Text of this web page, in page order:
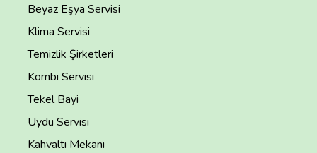
Beyaz Eşya Servisi
Klima Servisi
Temizlik Şirketleri
Kombi Servisi
Tekel Bayi
Uydu Servisi
Kahvaltı Mekanı